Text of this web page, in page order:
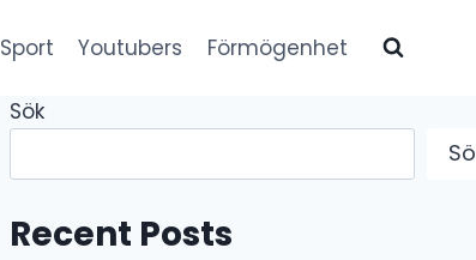
Sport Youtubers Förmögenhet
Sök
Recent Posts